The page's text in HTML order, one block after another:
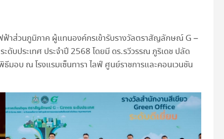
าส่วนภูมิภาค ผู้แทนองค์กรเข้ารับรางวัลตราสัญลักษณ์ G –
ดับประเทศ ประจำปี 2568 โดยมี ดร.รวีวรรณ ภูริเดช ปลัด
มอบ ณ โรงแรมเซ็นทารา ไลฟ์ ศูนย์ราชการและคอนเวนชัน